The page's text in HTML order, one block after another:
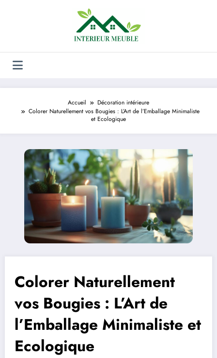
Accueil
Décoration intérieure
Colorer Naturellement vos Bougies : L’Art de l’Emballage Minimaliste
et Ecologique
Colorer Naturellement
vos Bougies : L’Art de
l’Emballage Minimaliste et
Ecologique